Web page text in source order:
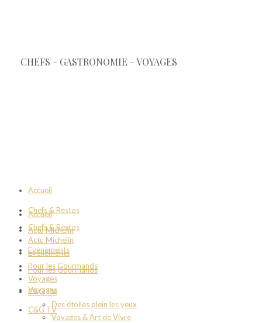
Accueil
Chefs & Restos
Actu Michelin
Evènements
Pour les Gourmands
Voyages
C&G TV
Accueil
Chefs & Restos
Actu Michelin
Evènements
Pour les Gourmands
Voyages
C&G TV
Des étoiles plein les yeux
Voyages & Art de Vivre